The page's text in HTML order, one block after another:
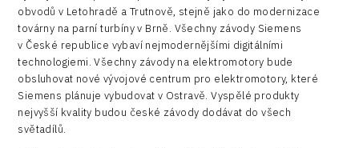
obvodů v Letohradě a Trutnově, stejně jako do modernizace
továrny na parní turbíny v Brně. Všechny závody Siemens
v České republice vybaví nejmodernějšími digitálními
technologiemi. Všechny závody na elektromotory bude
obsluhovat nové vývojové centrum pro elektromotory, které
Siemens plánuje vybudovat v Ostravě. Vyspělé produkty
nejvyšší kvality budou české závody dodávat do všech
světadílů.